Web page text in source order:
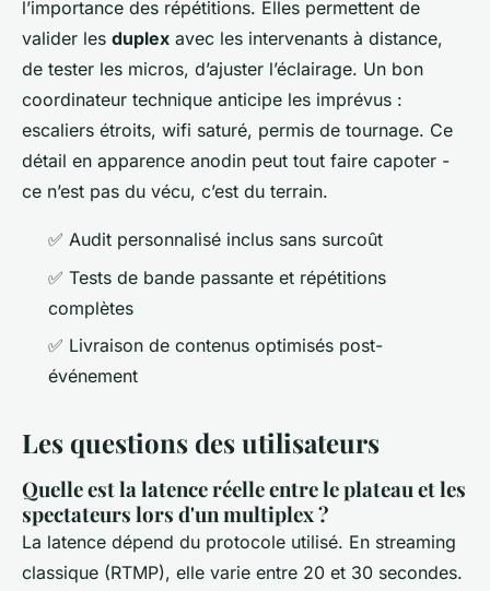
l’importance des répétitions. Elles permettent de
valider les duplex avec les intervenants à distance,
de tester les micros, d’ajuster l’éclairage. Un bon
coordinateur technique anticipe les imprévus :
escaliers étroits, wifi saturé, permis de tournage. Ce
détail en apparence anodin peut tout faire capoter -
ce n’est pas du vécu, c’est du terrain.
✅ Audit personnalisé inclus sans surcoût
✅ Tests de bande passante et répétitions
complètes
✅ Livraison de contenus optimisés post-
événement
Les questions des utilisateurs
Quelle est la latence réelle entre le plateau et les
spectateurs lors d'un multiplex ?
La latence dépend du protocole utilisé. En streaming
classique (RTMP), elle varie entre 20 et 30 secondes.